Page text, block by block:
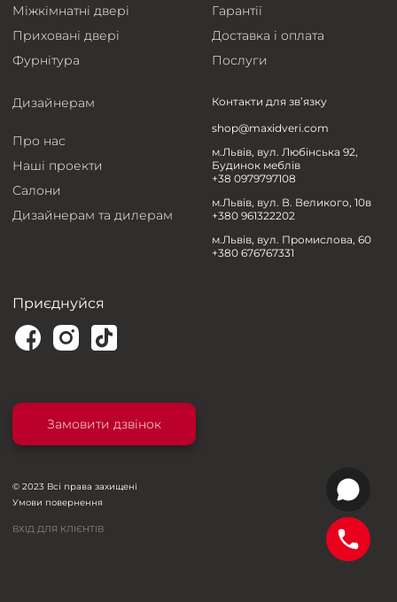
Міжкімнатні двері
Приховані двері
Фурнітура
Гарантії
Доставка і оплата
Послуги
Дизайнерам
Про нас
Наші проекти
Салони
Дизайнерам та дилерам
Контакти для зв’язку
shop@maxidveri.com
м.Львів, вул. Любінська 92,
Будинок меблів
+38 0979797108
м.Львів, вул. В. Великого, 10в
+380 961322202
м.Львів, вул. Промислова, 60
+380 676767331
Приєднуйся
Замовити дзвінок
© 2023 Всі права захищені
Умови повернення
ВХІД ДЛЯ КЛІЄНТІВ